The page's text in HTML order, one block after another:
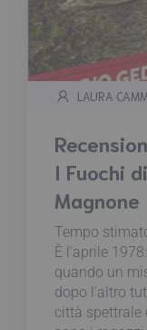
LAURA
I Fuochi
Magnone
Tempo
È l'aprile
quando un
dopo l'altro
città spettrale